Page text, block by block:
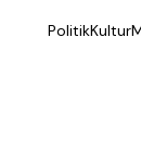
PolitikKultur